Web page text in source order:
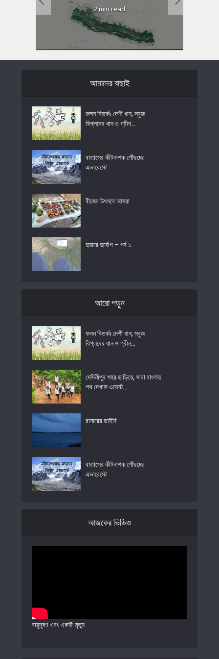
2 min read
আমাদের বাছাই
ফলন বিতর্কঃ দেশী ধান, সবুজ
বিপ্লবের ধান ও গ্রীন...
বাতাসের কীটনাশক পৌঁছচ্ছে
এভারেস্টে
বীজের উৎসবে আমরা
দুয়ারে দুর্যোগ – পর্ব ১
আরো পড়ুন
ফলন বিতর্কঃ দেশী ধান, সবুজ
বিপ্লবের ধান ও গ্রীন...
মেদিনীপুর শহর ছাড়িয়ে, সারা বাংলায়
পথ দেখাক ওয়েস্ট...
রানারের ডাইরি
বাতাসের কীটনাশক পৌঁছচ্ছে
এভারেস্টে
আজকের ভিডিও
বায়ুদূষণ এবং একটি মৃত্যু